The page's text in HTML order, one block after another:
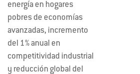
energía en hogares
pobres de economías
avanzadas, incremento
del 1% anual en
competitividad industrial
y reducción global del